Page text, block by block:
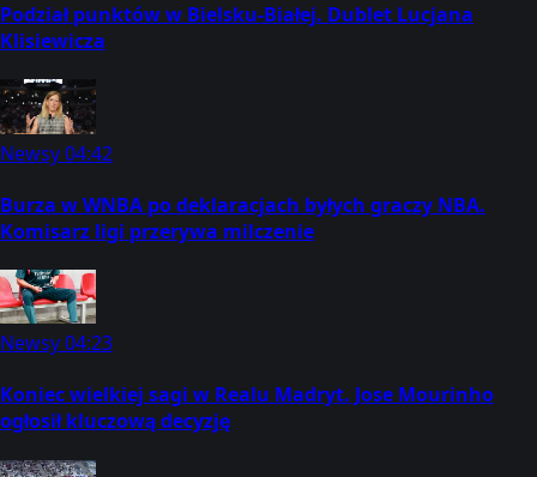
Podział punktów w Bielsku-Białej. Dublet Lucjana
Klisiewicza
Newsy04:42
Burza w WNBA po deklaracjach byłych graczy NBA.
Komisarz ligi przerywa milczenie
Newsy04:23
Koniec wielkiej sagi w Realu Madryt. Jose Mourinho
ogłosił kluczową decyzję